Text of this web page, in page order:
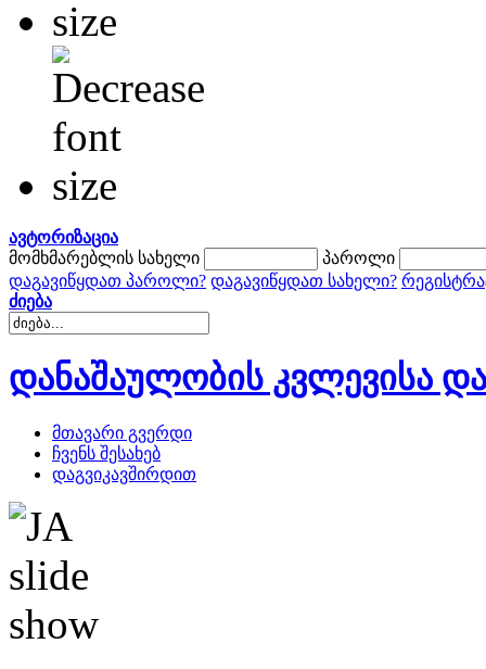
ავტორიზაცია
მომხმარებლის სახელი
პაროლი
დაგავიწყდათ პაროლი? დაგავიწყდათ სახელი?
ძიება
დანაშაულობის კვლევისა
მთავარი გვერდი
ჩვენს შესახებ
დაგვიკავშირდით